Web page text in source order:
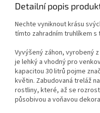
Detailní popis
Nechte vyniknout krásu
tímto zahradním truhlíkem s
Vyvýšený záhon, vyrobený
je lehký a vhodný pro
kapacitou 30 litrů pojme
květin. Zabudovaná treláž
rostliny, které, až se
působivou a voňavou